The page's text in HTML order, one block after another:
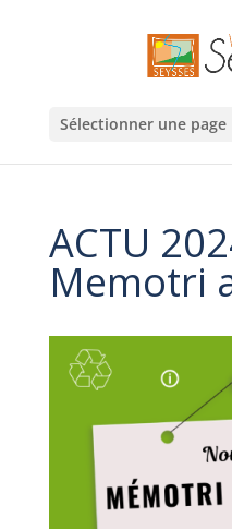
Sélectionner une page
ACTU
Memotri